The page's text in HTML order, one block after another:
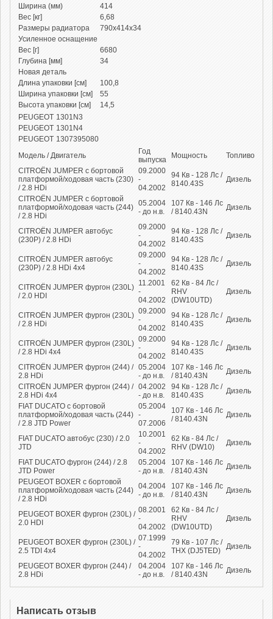
Ширина (мм)
414
Вес [кг]
6,68
Размеры радиатора
790x414x34
Усиленное оснащение
Вес [г]
6680
Глубина [мм]
34
Новая деталь
Длина упаковки [см]
100,8
Ширина упаковки [см]
55
Высота упаковки [см]
14,5
PEUGEOT 1301N3
PEUGEOT 1301N4
PEUGEOT 1307395080
Модель / Двигатель
Год
выпуска
Мощность
Топливо
CITROËN JUMPER c бортовой
платформой/ходовая часть (230)
/ 2.8 HDi
09.2000
-
04.2002
94 Кв - 128 Лс /
8140.43S
Дизель
CITROËN JUMPER c бортовой
платформой/ходовая часть (244)
/ 2.8 HDi
05.2004
- до н.в.
107 Кв - 146 Лс
/ 8140.43N
Дизель
CITROËN JUMPER автобус
(230P) / 2.8 HDi
09.2000
-
04.2002
94 Кв - 128 Лс /
8140.43S
Дизель
CITROËN JUMPER автобус
(230P) / 2.8 HDi 4x4
09.2000
-
04.2002
94 Кв - 128 Лс /
8140.43S
Дизель
CITROËN JUMPER фургон (230L)
/ 2.0 HDI
11.2001
-
04.2002
62 Кв - 84 Лс /
RHV
(DW10UTD)
Дизель
CITROËN JUMPER фургон (230L)
/ 2.8 HDi
09.2000
-
04.2002
94 Кв - 128 Лс /
8140.43S
Дизель
CITROËN JUMPER фургон (230L)
/ 2.8 HDi 4x4
09.2000
-
04.2002
94 Кв - 128 Лс /
8140.43S
Дизель
CITROËN JUMPER фургон (244) /
2.8 HDi
05.2004
- до н.в.
107 Кв - 146 Лс
/ 8140.43N
Дизель
CITROËN JUMPER фургон (244) /
2.8 HDi 4x4
04.2002
- до н.в.
94 Кв - 128 Лс /
8140.43S
Дизель
FIAT DUCATO c бортовой
платформой/ходовая часть (244)
/ 2.8 JTD Power
05.2004
-
07.2006
107 Кв - 146 Лс
/ 8140.43N
Дизель
FIAT DUCATO автобус (230) / 2.0
JTD
10.2001
-
04.2002
62 Кв - 84 Лс /
RHV (DW10)
Дизель
FIAT DUCATO фургон (244) / 2.8
JTD Power
05.2004
- до н.в.
107 Кв - 146 Лс
/ 8140.43N
Дизель
PEUGEOT BOXER c бортовой
платформой/ходовая часть (244)
/ 2.8 HDi
04.2004
- до н.в.
107 Кв - 146 Лс
/ 8140.43N
Дизель
PEUGEOT BOXER фургон (230L) /
2.0 HDI
08.2001
-
04.2002
62 Кв - 84 Лс /
RHV
(DW10UTD)
Дизель
PEUGEOT BOXER фургон (230L) /
2.5 TDI 4x4
07.1999
-
04.2002
79 Кв - 107 Лс /
THX (DJ5TED)
Дизель
PEUGEOT BOXER фургон (244) /
2.8 HDi
04.2004
- до н.в.
107 Кв - 146 Лс
/ 8140.43N
Дизель
Написать отзыв